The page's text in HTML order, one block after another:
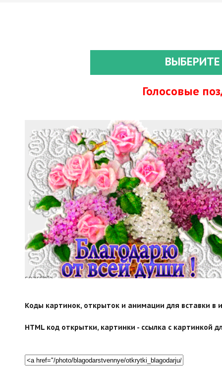
Голосовые
search">
Коды картинок, открыток и анимации для вставки в
HTML код открытки, картинки - ссылка с картинкой